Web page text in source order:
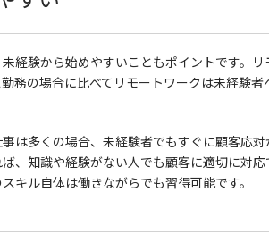
経験から始めやすいこともポイントです。
務の場合に比べてリモートワークは未経験
は多くの場合、未経験者でもすぐに顧客応
、知識や経験がない人でも顧客に適切に対
キル自体は働きながらでも習得可能です。